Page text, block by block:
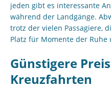
jeden gibt es interessante
während der Landgänge.
trotz der vielen Passagiere,
Platz für Momente der
Günstigere
Kreuzfahrten